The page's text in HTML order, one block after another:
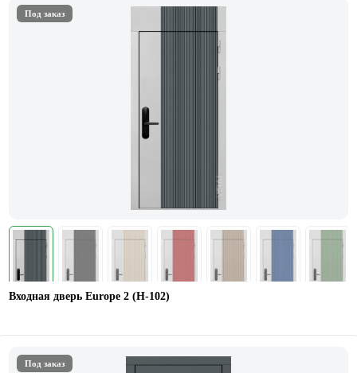
Под заказ
Входная дверь Europe 2 (Н-102)
Под заказ